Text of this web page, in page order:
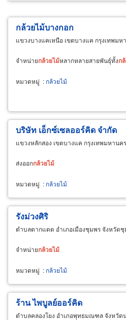
กล้วยไม้บางกอก
แขวงบางแคเหนือ เขตบางแค กรุงเทพมห
จำหน่ายกล้วยไม้หลากหลายสายพันธุ์ทั้งก
หมวดหมู่ : กล้วยไม้
บริษัท เอ็กซ์เซลออร์คิด จำกัด
แขวงหลักสอง เขตบางแค กรุงเทพมหานค
ส่งออกกล้วยไม้
หมวดหมู่ : กล้วยไม้
รังม่วงศิริ
ตำบลตากแดด อำเภอเมืองชุมพร จังหวัดชุ
จำหน่ายกล้วยไม้
หมวดหมู่ : กล้วยไม้
ร้าน ไพบูลย์ออร์คิด
ตำบลคลองโยง อำเภอพุทธมณฑล จังหวัด